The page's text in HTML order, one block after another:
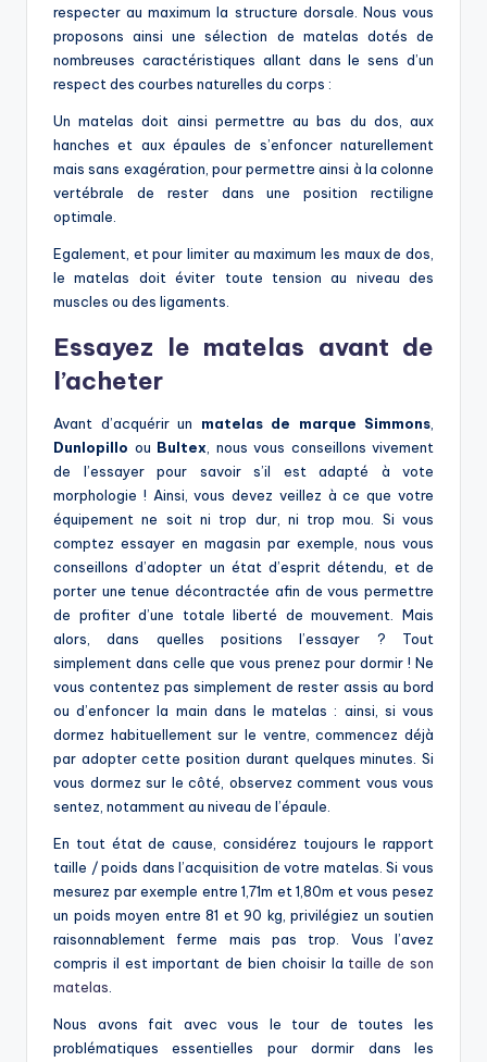
respecter au maximum la structure dorsale. Nous vous
proposons ainsi une sélection de matelas dotés de
nombreuses caractéristiques allant dans le sens d’un
respect des courbes naturelles du corps :
Un matelas doit ainsi permettre au bas du dos, aux
hanches et aux épaules de s’enfoncer naturellement
mais sans exagération, pour permettre ainsi à la colonne
vertébrale de rester dans une position rectiligne
optimale.
Egalement, et pour limiter au maximum les maux de dos,
le matelas doit éviter toute tension au niveau des
muscles ou des ligaments.
Essayez le matelas avant de
l’acheter
Avant d’acquérir un matelas de marque Simmons
Dunlopillo ou Bultex , nous vous conseillons vivement
de l’essayer pour savoir s’il est adapté à vote
morphologie ! Ainsi, vous devez veillez à ce que votre
équipement ne soit ni trop dur, ni trop mou. Si vous
comptez essayer en magasin par exemple, nous vous
conseillons d’adopter un état d’esprit détendu, et de
porter une tenue décontractée afin de vous permettre
de profiter d’une totale liberté de mouvement. Mais
alors, dans quelles positions l’essayer ? Tout
simplement dans celle que vous prenez pour dormir ! Ne
vous contentez pas simplement de rester assis au bord
ou d’enfoncer la main dans le matelas : ainsi, si vous
dormez habituellement sur le ventre, commencez déjà
par adopter cette position durant quelques minutes. Si
vous dormez sur le côté, observez comment vous vous
sentez, notamment au niveau de l’épaule.
En tout état de cause, considérez toujours le rapport
taille / poids dans l’acquisition de votre matelas. Si vous
mesurez par exemple entre 1,71m et 1,80m et vous pesez
un poids moyen entre 81 et 90 kg, privilégiez un soutien
raisonnablement ferme mais pas trop. Vous l’avez
compris il est important de bien choisir la taille de son
matelas
Nous avons fait avec vous le tour de toutes les
problématiques essentielles pour dormir dans les